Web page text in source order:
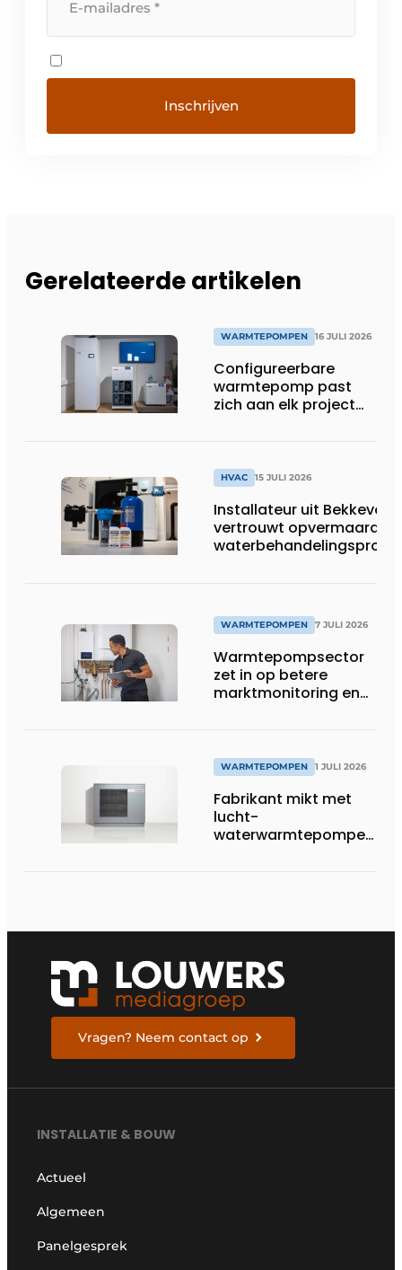
Gerelateerde artikelen
WARMTEPOMPEN 16 JULI 2026
Configureerbare
warmtepomp past
zich aan elk project
HVAC 15 JULI 2026
Installateur uit
vertrouwt opvermaarde
WARMTEPOMPEN 7 JULI 2026
Warmtepompsector
zet in op betere
marktmonitoring en
WARMTEPOMPEN 1 JULI 2026
Fabrikant mikt met
lucht-
waterwarmtepompen
Vragen? Neem contact op
INSTALLATIE & BOUW
Actueel
Algemeen
Panelgesprek